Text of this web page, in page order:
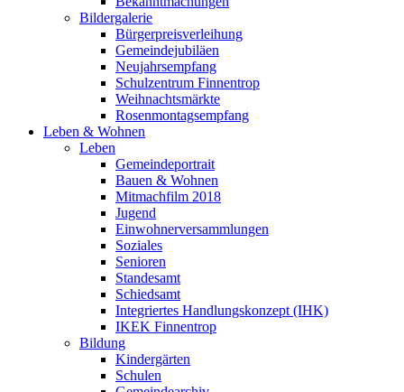
Bildergalerie
Bürgerpreisverleihung
Gemeindejubiläen
Neujahrsempfang
Schulzentrum Finnentrop
Weihnachtsmärkte
Rosenmontagsempfang
Leben & Wohnen
Leben
Gemeindeportrait
Bauen & Wohnen
Mitmachfilm 2018
Jugend
Einwohnerversammlungen
Soziales
Senioren
Standesamt
Schiedsamt
Integriertes Handlungskonzept (IHK)
IKEK Finnentrop
Bildung
Kindergärten
Schulen